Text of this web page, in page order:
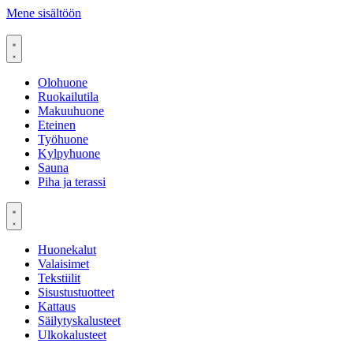
Mene sisältöön
Olohuone
Ruokailutila
Makuuhuone
Eteinen
Työhuone
Kylpyhuone
Sauna
Piha ja terassi
Huonekalut
Valaisimet
Tekstiilit
Sisustustuotteet
Kattaus
Säilytyskalusteet
Ulkokalusteet